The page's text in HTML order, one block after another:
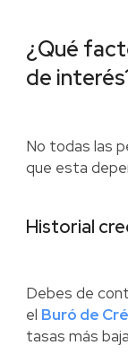
¿Qué
de
No todas las
que esta
Historial
Debes de
el Buró de
tasas más